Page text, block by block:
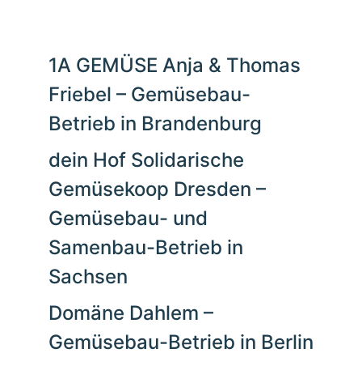
1A GEMÜSE Anja & Thomas
Friebel – Gemüsebau-
Betrieb in Brandenburg
dein Hof Solidarische
Gemüsekoop Dresden –
Gemüsebau- und
Samenbau-Betrieb in
Sachsen
Domäne Dahlem –
Gemüsebau-Betrieb in Berlin